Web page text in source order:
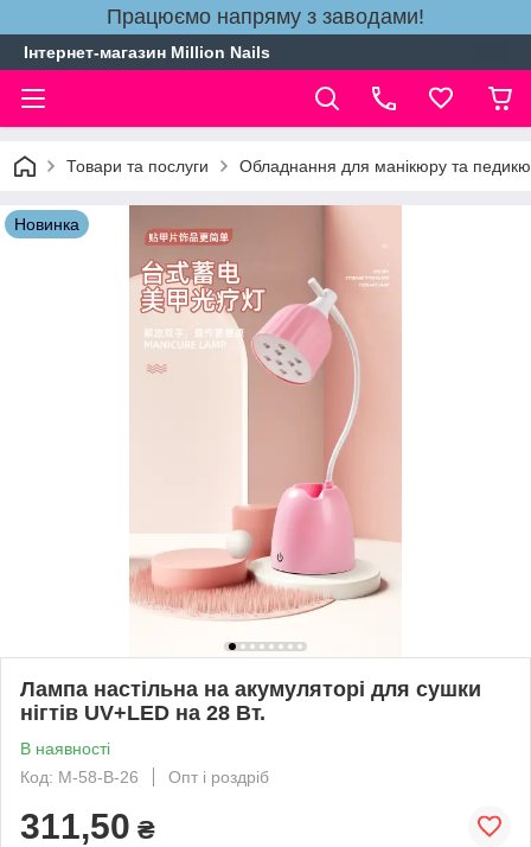
Працюємо напряму з заводами!
Інтернет-магазин Million Nails
Товари та послуги Обладнання для манікюру та
Новинка
Лампа настільна на акумуляторі для сушки
нігтів UV+LED на 28 Вт.
В наявності
Код: M-58-В-26
Опт і роздріб
311,50 ₴